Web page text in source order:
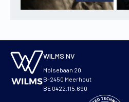
WILMS NV
Molsebaan 20
B-2450 Meerhout
BE 0422.115.690